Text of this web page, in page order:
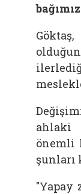
ahlaki
önemli
şunları
"Yapay